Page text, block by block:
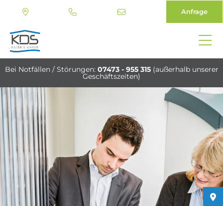
zum
Anfrage
Bei Notfällen / Störungen: 07473 - 955 315 (außerhalb unserer
Geschäftszeiten)